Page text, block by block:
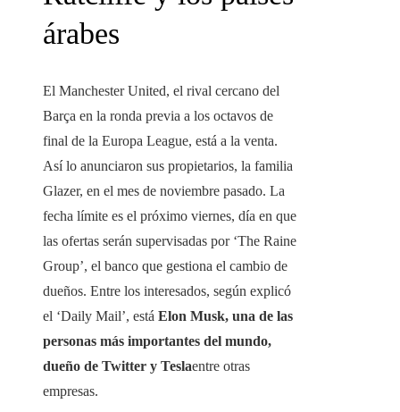
árabes
El Manchester United, el rival cercano del
Barça en la ronda previa a los octavos de
final de la Europa League, está a la venta.
Así lo anunciaron sus propietarios, la familia
Glazer, en el mes de noviembre pasado. La
fecha límite es el próximo viernes, día en que
las ofertas serán supervisadas por ‘The Raine
Group’, el banco que gestiona el cambio de
dueños. Entre los interesados, según explicó
el ‘Daily Mail’, está Elon Musk, una de las
personas más importantes del mundo,
dueño de Twitter y Teslaentre otras
empresas.